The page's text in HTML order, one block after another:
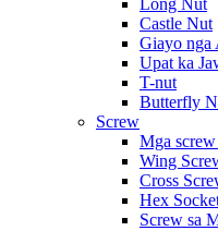
Long Nut
Castle Nut
Giayo nga
Upat ka
T-nut
Butterfly
Screw
Mga
Wing
Cross
Hex
Screw sa